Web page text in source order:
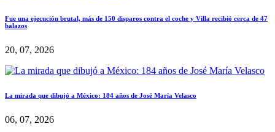
Fue una ejecución brutal, más de 150 disparos contra el coche y Villa recibió cerca de 47
balazos
20, 07, 2026
La mirada que dibujó a México: 184 años de José María Velasco
06, 07, 2026